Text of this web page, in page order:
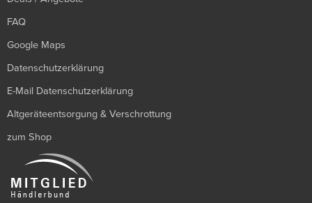
FAQ
Google Maps
Datenschutzerklärung
E-Mail Datenschutzerklärung
Altgeräteentsorgung & Verschrottung
zum Shop